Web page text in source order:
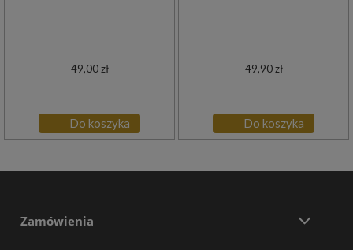
49,00 zł
Do koszyka
49,90 zł
Do koszyka
Zamówienia